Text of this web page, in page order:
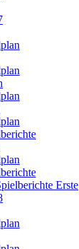
Erste